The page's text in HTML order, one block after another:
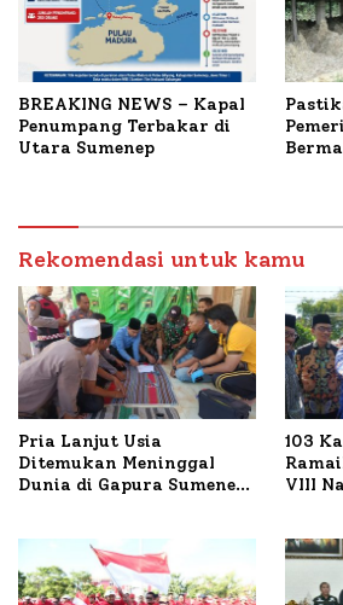
BREAKING NEWS – Kapal
Penumpang Terbakar di
Utara Sumenep
Timur
Rekomendasi untuk kamu
Pria Lanjut Usia
Ditemukan Meninggal
Dunia di Gapura Sumenep,
103
VIII